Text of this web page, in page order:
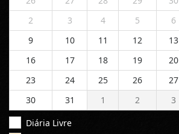
2
3 4 5 6
9
10 11 12 13
16
17 18 19 20
23
24 25 26 27
30
31 1 2 3
Diária Livre